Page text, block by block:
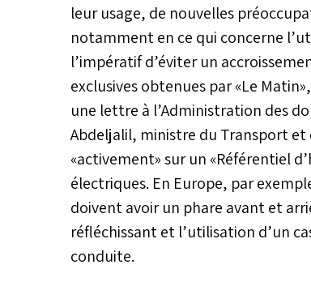
leur usage, de nouvelles
notamment en ce qui concerne
l’impératif d’éviter un
exclusives obtenues par «Le
une lettre à l’Administration des
Abdeljalil, ministre du Transport
«activement» sur un «Référentiel
électriques. En Europe, par
doivent avoir un phare avant et
réfléchissant et l’utilisation d’un
conduite.